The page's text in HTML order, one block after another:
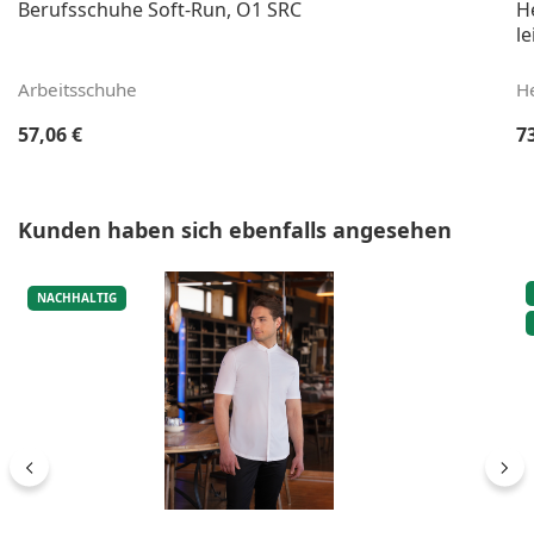
Berufsschuhe Soft-Run, O1 SRC
Arbeitsschuhe
Regulärer Preis:
57,06 €
Produktgalerie überspringen
Kunden haben sich ebenfalls angesehen
NACHHALTIG